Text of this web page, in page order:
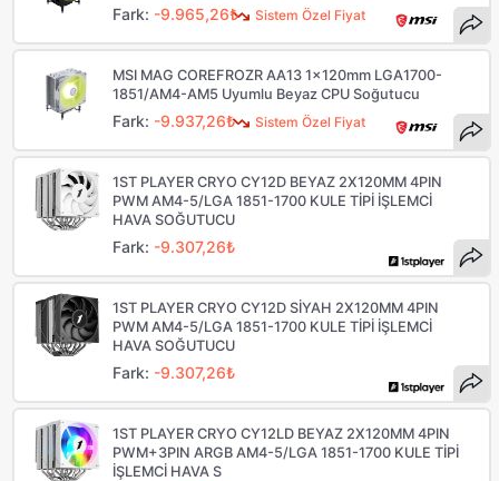
Sistem Özel Fiyat
Fark: -9.965,26₺
Sistem Özel Fiyat
MSI MAG COREFROZR AA13 1x120mm LGA1700-
1851/AM4-AM5 Uyumlu Beyaz CPU Soğutucu
Fark: -9.937,26₺
1ST PLAYER CRYO CY12D BEYAZ 2X120MM 4PIN
PWM AM4-5/LGA 1851-1700 KULE TİPİ İŞLEMCİ
HAVA SOĞUTUCU
Fark: -9.307,26₺
1ST PLAYER CRYO CY12D SİYAH 2X120MM 4PIN
PWM AM4-5/LGA 1851-1700 KULE TİPİ İŞLEMCİ
HAVA SOĞUTUCU
Fark: -9.307,26₺
1ST PLAYER CRYO CY12LD BEYAZ 2X120MM 4PIN
PWM+3PIN ARGB AM4-5/LGA 1851-1700 KULE TİPİ
İŞLEMCİ HAVA S